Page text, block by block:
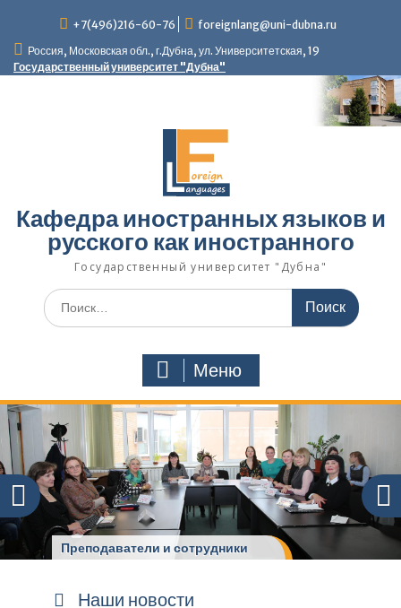
содержимому
+7(496)216-60-76
foreignlang@uni-dubna.ru
Россия, Московская обл., г.Дубна, ул. Университетская, 19
Государственный университет "Дубна"
Кафедра иностранных языков и
русского как иностранного
Государственный университет "Дубна"
Искать:
Меню
Центр подготовки к
международным экзаменам
Наши новости